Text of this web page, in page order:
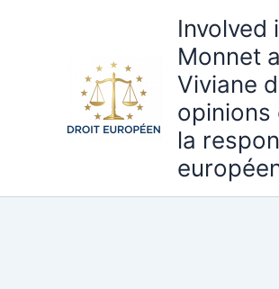
Involved
Monnet
Viviane
opinions
la